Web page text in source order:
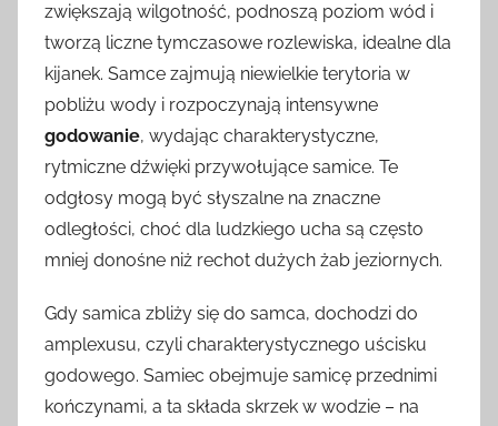
zwiększają wilgotność, podnoszą poziom wód i
tworzą liczne tymczasowe rozlewiska, idealne dla
kijanek. Samce zajmują niewielkie terytoria w
pobliżu wody i rozpoczynają intensywne
godowanie, wydając charakterystyczne,
rytmiczne dźwięki przywołujące samice. Te
odgłosy mogą być słyszalne na znaczne
odległości, choć dla ludzkiego ucha są często
mniej donośne niż rechot dużych żab jeziornych.
Gdy samica zbliży się do samca, dochodzi do
amplexusu, czyli charakterystycznego uścisku
godowego. Samiec obejmuje samicę przednimi
kończynami, a ta składa skrzek w wodzie – na